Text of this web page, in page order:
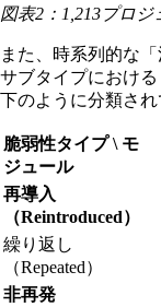
図表2：1,213プロ
また、時系列的な
サブタイプにおけ
下のように分類され
脆弱性タイプ \ モ
ジュール
再導入
（Reintroduced）
繰り返し
（Repeated）
非再発